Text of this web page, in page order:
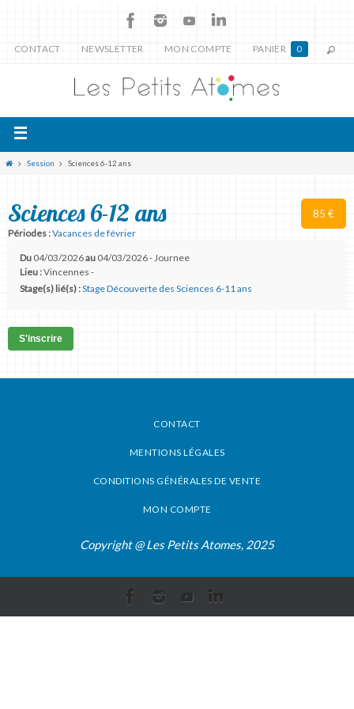
CONTACT NEWSLETTER MON COMPTE PANIER 0
Session Sciences 6-12 ans
85 €
Sciences 6-12 ans
Périodes :Vacances de février
Du 04/03/2026au 04/03/2026 - Journee
Lieu :Vincennes -
Stage(s) lié(s) :Stage Découverte des Sciences 6-11 ans
S'inscrire
CONTACT
MENTIONS LÉGALES
CONDITIONS GÉNÉRALES DE VENTE
MON COMPTE
Copyright @ Les Petits Atomes, 2025